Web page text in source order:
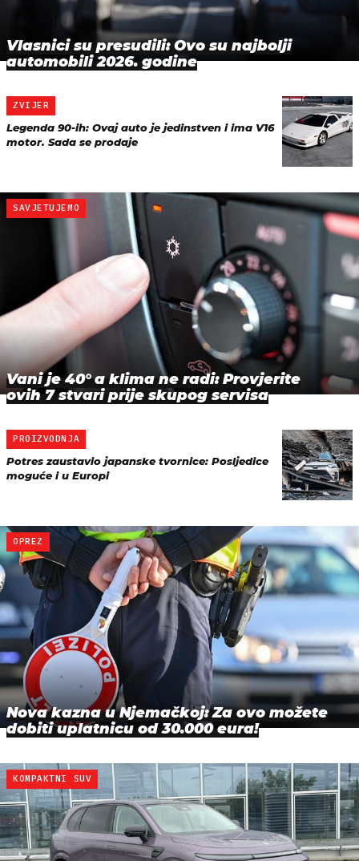
Vlasnici su presudili: Ovo su najbolji
automobili 2026. godine
ZVIJER
Legenda 90-ih: Ovaj auto je jedinstven i ima V16
motor. Sada se prodaje
SAVJETUJEMO
Vani je 40° a klima ne radi: Provjerite
ovih 7 stvari prije skupog servisa
PROIZVODNJA
Potres zaustavio japanske tvornice: Posljedice
moguće i u Europi
OPREZ
Nova kazna u Njemačkoj: Za ovo možete
dobiti uplatnicu od 30.000 eura!
KOMPAKTNI SUV